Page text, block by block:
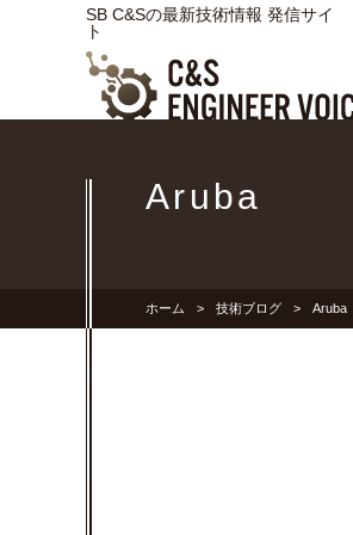
SB C&Sの最新技術情報 発信サイ
ト
Aruba
ホーム 技術ブログ Aruba